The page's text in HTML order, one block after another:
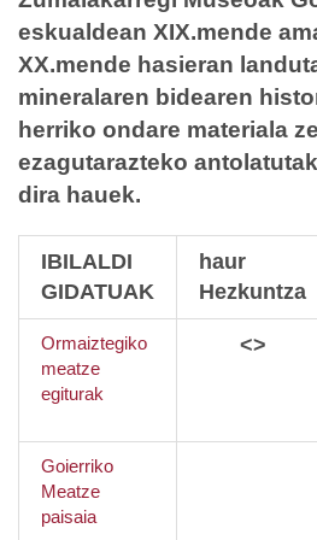
eskualdean XIX.mende
XX.mende hasieran
mineralaren bidearen
herriko ondare materiala
ezagutarazteko
dira hauek.
IBILALDI
GIDATUAK
haur
Hezkuntza
Ormaiztegiko
meatze
egiturak
<>
Goierriko
Meatze
paisaia